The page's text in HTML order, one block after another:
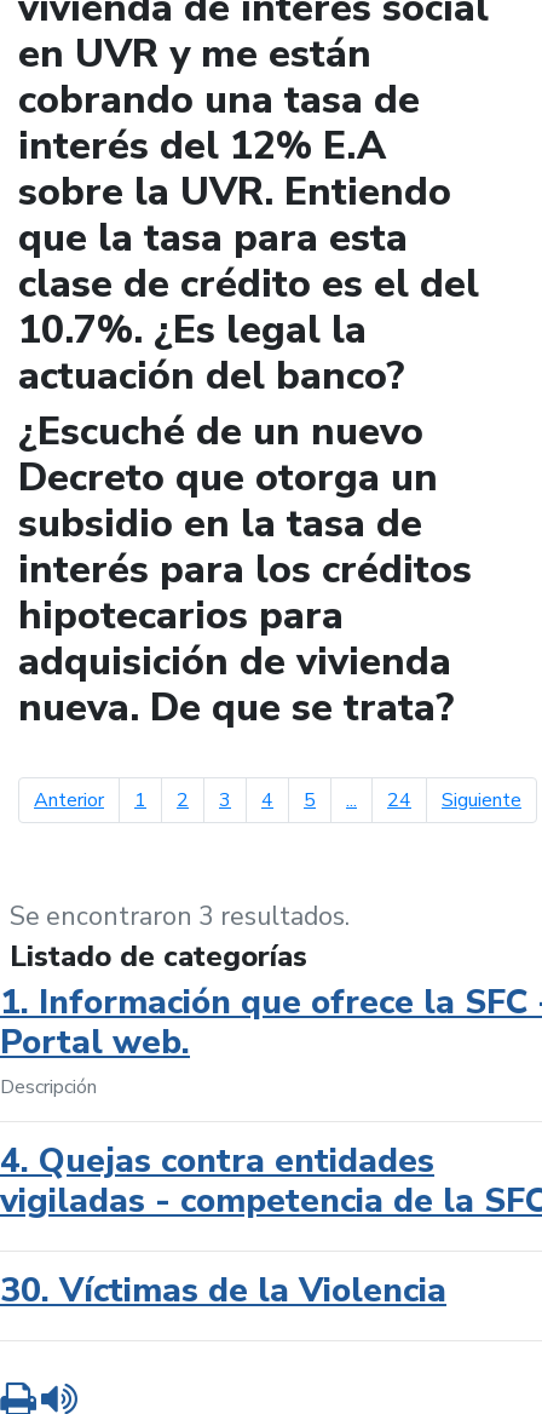
en UVR y me están
cobrando una tasa de
interés del 12% E.A
sobre la UVR. Entiendo
que la tasa para esta
clase de crédito es el del
10.7%. ¿Es legal la
actuación del banco?
¿Escuché de un nuevo
Decreto que otorga un
subsidio en la tasa de
interés para los créditos
hipotecarios para
adquisición de vivienda
nueva. De que se trata?
Anteriorpágina anterior
1 2 3 4 5 ... 24 Siguiente
Se encontraron 3 resultados.
Listado de categorías
1. Información que ofrece la SFC
Portal web.
Descripción
4. Quejas contra entidades
vigiladas - competencia de la
30. Víctimas de la Violencia
Imprimir